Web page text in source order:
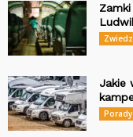
Jakie